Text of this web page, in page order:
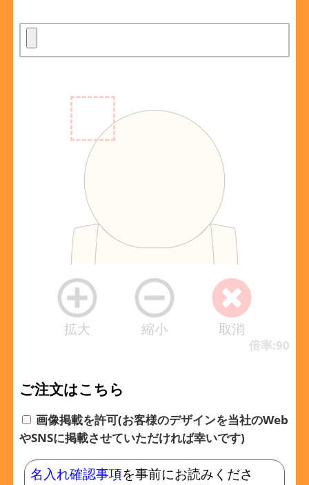
拡大 縮小 取消
倍率:90
ご注文はこちら
画像掲載を許可(お客様のデザインを当社のWeb
やSNSに掲載させていただければ幸いです)
名入れ確認事項を事前にお読みくださ